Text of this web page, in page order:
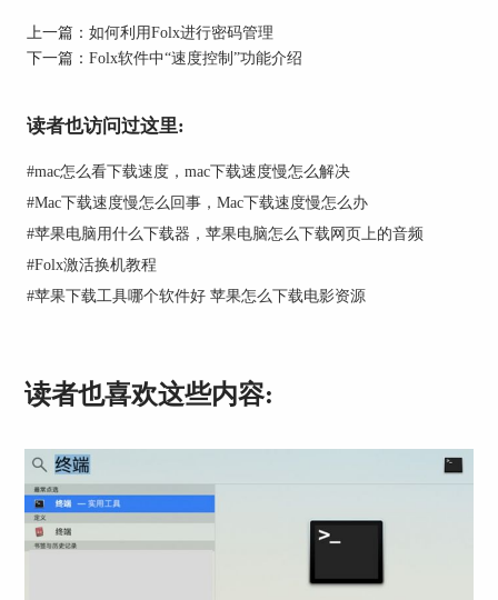
完成任务下载设置后，下面就要进行任务计划的设
置了。
第一步：在Mac右上方的菜单中，选择“Folx”菜
单，然后点击其中的“偏好设置”，如下图3所示，
进入Folx的设置界面。
上一篇： 如何利用Folx进行密码管理
下一篇： Folx软件中“速度控制”功能介绍
读者也访问过这里:
#mac怎么看下载速度，mac下载速度慢怎么解决
#Mac下载速度慢怎么回事，Mac下载速度慢怎么办
#苹果电脑用什么下载器，苹果电脑怎么下载网页上的音频
#Folx激活换机教程
#苹果下载工具哪个软件好 苹果怎么下载电影资源
读者也喜欢这些内容: